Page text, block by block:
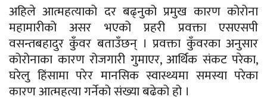
अहिले आत्महत्याको दर बढ्नुको प्रमुख कारण कोरोना
महामारीको असर भएको प्रहरी प्रवक्ता एसएसपी
वसन्तबहादुर कुँवर बताउँछन् । प्रवक्ता कुँवरका अनुसार
कोरोनाका कारण रोजगारी गुमाएर, आर्थिक संकट परेका,
घरेलु हिंसामा परेर मानसिक स्वास्थ्यमा समस्या परेका
कारण आत्महत्या गर्नेको संख्या बढेको हो ।